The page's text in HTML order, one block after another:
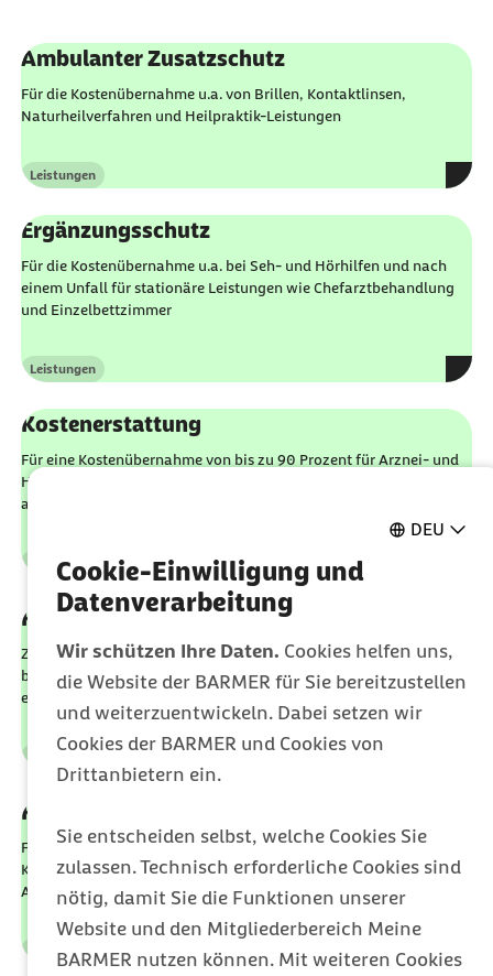
DEU
Cookie-Einwilligung und
Datenverarbeitung
Wir schützen Ihre Daten. Cookies helfen uns,
die Website der BARMER für Sie bereitzustellen
und weiterzuentwickeln. Dabei setzen wir
Cookies der BARMER und Cookies von
Drittanbietern ein.
Sie entscheiden selbst, welche Cookies Sie
zulassen. Technisch erforderliche Cookies sind
nötig, damit Sie die Funktionen unserer
Website und den Mitgliederbereich Meine
BARMER nutzen können. Mit weiteren Cookies
externer Link:
Ambulanter Zusatzschutz
Für die Kostenübernahme u.a. von Brillen, Kontaktlinsen,
Naturheilverfahren und Heilpraktik-Leistungen
Kategorie
Leistungen
externer Link:
Ergänzungsschutz
Für die Kostenübernahme u.a. bei Seh- und Hörhilfen und nach
einem Unfall für stationäre Leistungen wie Chefarztbehandlung
und Einzelbettzimmer
Kategorie
Leistungen
externer Link:
Kostenerstattung
Für eine Kostenübernahme von bis zu 90 Prozent für Arznei- und
Heilmittel wie Krankengymnastik, Bäder oder Massagen sowie
ambulante Behandlungen beim Arzt oder Zahnarzt
Kategorie
Leistungen
externer Link:
Krankenhaustagegeld
Zur freien Verfügung, zum Beispiel für eine finanzielle Entlastung
bei Haushaltshilfen oder Besuchskosten für die Familie während
eines Krankenhausaufenthalts
Kategorie
externer Link:
Krankentagegeld
Für eine Lohnfortzahlung im Krankheitsfall mit einem
Krankengeld von bis zu 300 Euro täglich und Tarifen speziell für
Arbeitnehmer & Selbstständige
Kategorie
Leistungen